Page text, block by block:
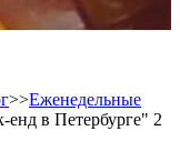
>>Еженедельные
енд в Петербурге" 2